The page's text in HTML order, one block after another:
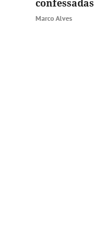
confessadas
Marco Alves